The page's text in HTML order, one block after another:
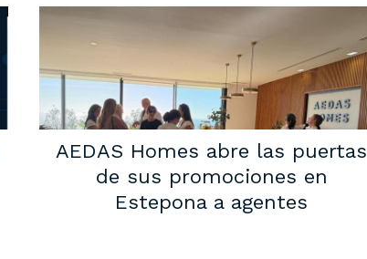
AEDAS Homes abre las puertas
de sus promociones en
Estepona a agentes